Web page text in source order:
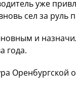
уже
сел за руль
и
года.
Оренбургской